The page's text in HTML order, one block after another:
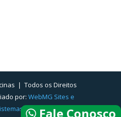
Fale Conosco
| Todos os Direitos
por: WebMG Sites e